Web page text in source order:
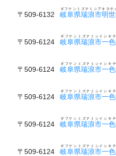
〒509-6132 岐阜県瑞浪市明
ギフケンミズナミシアキヨチ
〒509-6124 岐阜県瑞浪市一色
ギフケンミズナミシイシキチ
〒509-6124 岐阜県瑞浪市一色
ギフケンミズナミシイシキ
〒509-6124 岐阜県瑞浪市一色
ギフケンミズナミシイシキ
〒509-6124 岐阜県瑞浪市一色
ギフケンミズナミシイシキ
〒509-6124 岐阜県瑞浪市一色
ギフケンミズナミシイシキ